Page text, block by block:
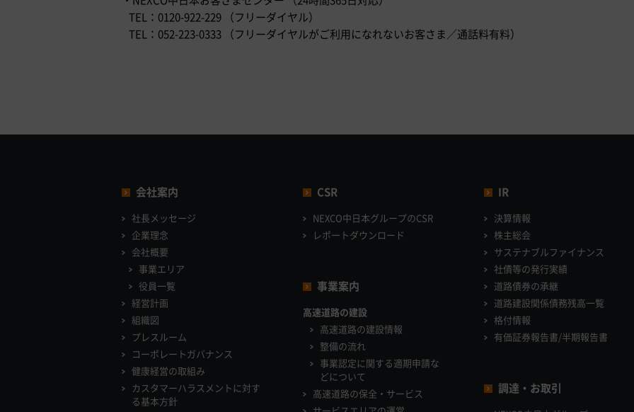
TEL：0120-922-229 （フリーダイヤル）
TEL：052-223-0333 （フリーダイヤルがご利用になれないお客さま／通話料有料）
会社案内
社長メッセージ
企業理念
会社概要
事業エリア
役員一覧
経営計画
組織図
プレスルーム
コーポレートガバナンス
健康経営の取組み
カスタマーハラスメントに対す
る基本方針
CSR
NEXCO中日本グループのCSR
レポートダウンロード
事業案内
高速道路の建設
高速道路の建設情報
整備の流れ
事業認定に関する適期申請な
どについて
高速道路の保全・サービス
IR
決算情報
株主総会
サステナブルファイナンス
社債等の発行実績
道路債券の承継
道路建設関係債務残高一覧
格付情報
有価証券報告書/半期報告書
調達・お取引